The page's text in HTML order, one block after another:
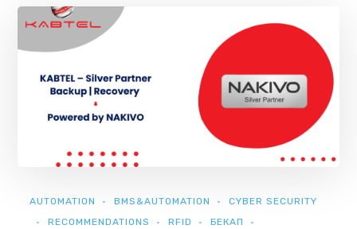
AUTOMATION BMS&AUTOMATION
CYBER SECURITY
RECOMMENDATIONS
RFID
БЕКАП